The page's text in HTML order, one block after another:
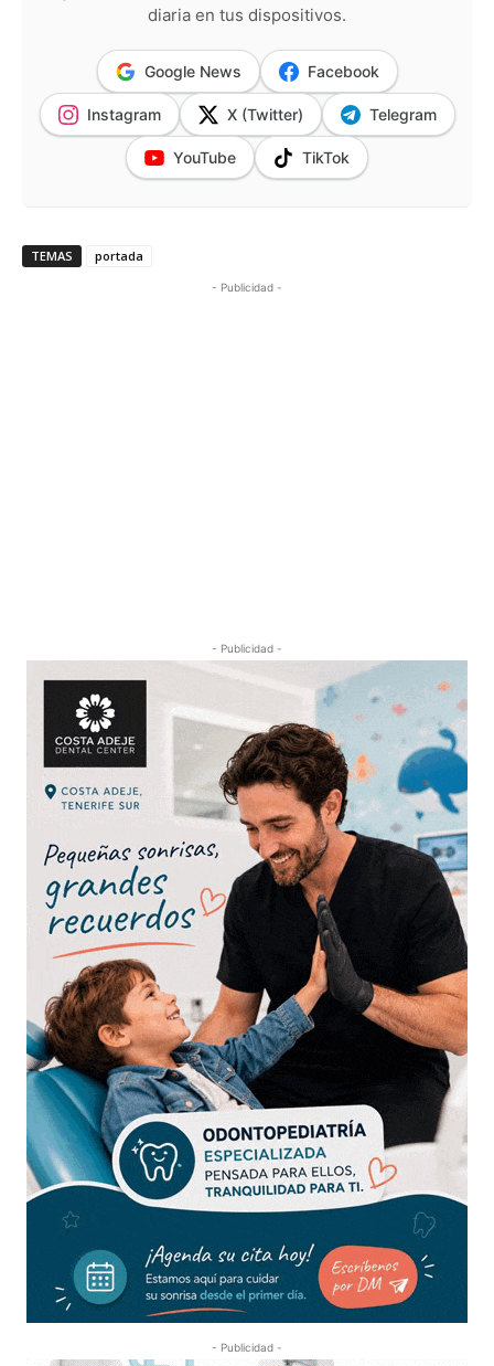
diaria en tus dispositivos.
Google News Facebook
Instagram X (Twitter) Telegram
YouTube TikTok
TEMAS portada
- Publicidad -
- Publicidad -
- Publicidad -